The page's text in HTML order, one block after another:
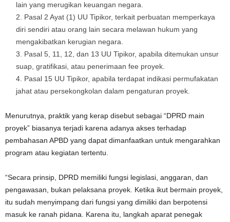
lain yang merugikan keuangan negara.
Pasal 2 Ayat (1) UU Tipikor, terkait perbuatan memperkaya
diri sendiri atau orang lain secara melawan hukum yang
mengakibatkan kerugian negara.
Pasal 5, 11, 12, dan 13 UU Tipikor, apabila ditemukan unsur
suap, gratifikasi, atau penerimaan fee proyek.
Pasal 15 UU Tipikor, apabila terdapat indikasi permufakatan
jahat atau persekongkolan dalam pengaturan proyek.
Menurutnya, praktik yang kerap disebut sebagai “DPRD main
proyek” biasanya terjadi karena adanya akses terhadap
pembahasan APBD yang dapat dimanfaatkan untuk mengarahkan
program atau kegiatan tertentu.
“Secara prinsip, DPRD memiliki fungsi legislasi, anggaran, dan
pengawasan, bukan pelaksana proyek. Ketika ikut bermain proyek,
itu sudah menyimpang dari fungsi yang dimiliki dan berpotensi
masuk ke ranah pidana. Karena itu, langkah aparat penegak